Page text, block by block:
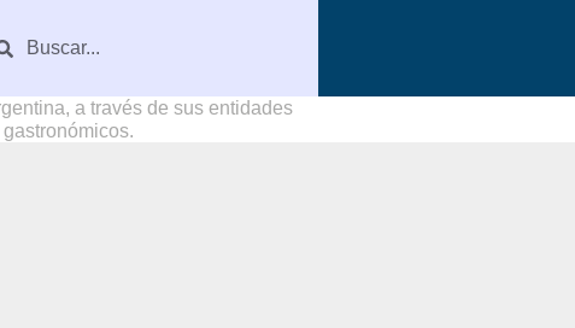
a través de sus entidades